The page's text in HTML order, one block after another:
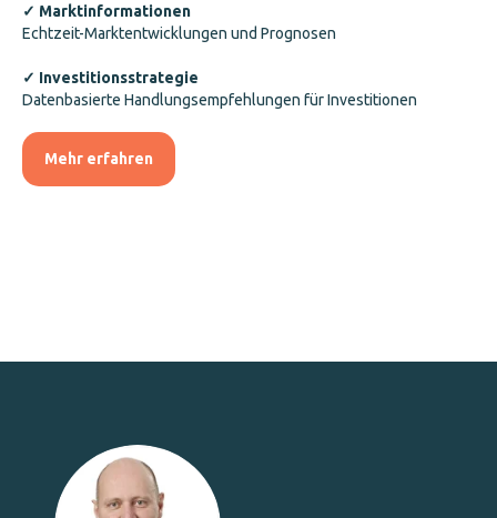
✓ Marktinformationen
Echtzeit-Marktentwicklungen und Prognosen
✓ Investitionsstrategie
Datenbasierte Handlungsempfehlungen für Investitionen
Mehr erfahren